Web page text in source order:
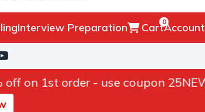
Interview Preparation Cart0Account
order - use coupon 25NEW